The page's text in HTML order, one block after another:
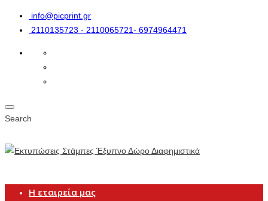
info@picprint.gr
2110135723 - 2110065721- 6974964471
Search
Η εταιρεία μας